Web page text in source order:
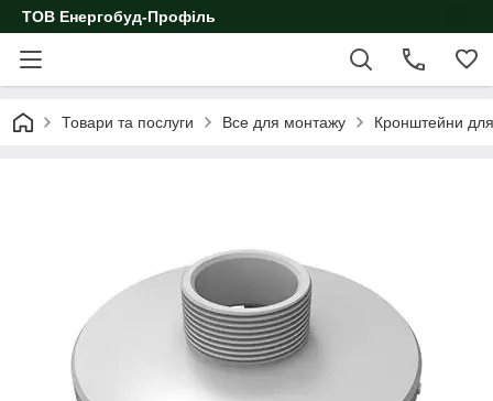
ТОВ Енергобуд-Профіль
Товари та послуги Все для монтажу Кронштейни